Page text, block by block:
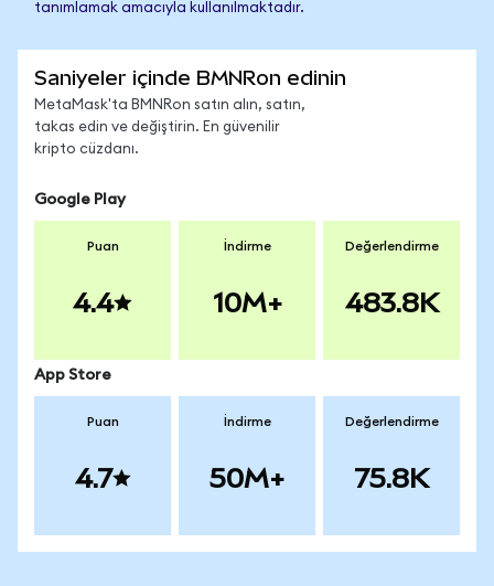
tanımlamak amacıyla kullanılmaktadır.
Saniyeler içinde BMNRon edinin
MetaMask'ta BMNRon satın alın, satın,
takas edin ve değiştirin. En güvenilir
kripto cüzdanı.
Google Play
Puan
4.4
İndirme
10M+
Değerlendirme
483.8K
App Store
Puan
4.7
İndirme
50M+
Değerlendirme
75.8K